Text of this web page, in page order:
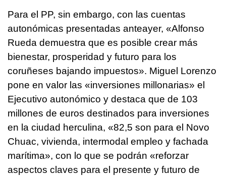
Para el PP, sin embargo, con las cuentas
autonómicas presentadas anteayer, «Alfonso
Rueda demuestra que es posible crear más
bienestar, prosperidad y futuro para los
coruñeses bajando impuestos». Miguel Lorenzo
pone en valor las «inversiones millonarias» el
Ejecutivo autonómico y destaca que de 103
millones de euros destinados para inversiones
en la ciudad herculina, «82,5 son para el Novo
Chuac, vivienda, intermodal empleo y fachada
marítima», con lo que se podrán «reforzar
aspectos claves para el presente y futuro de